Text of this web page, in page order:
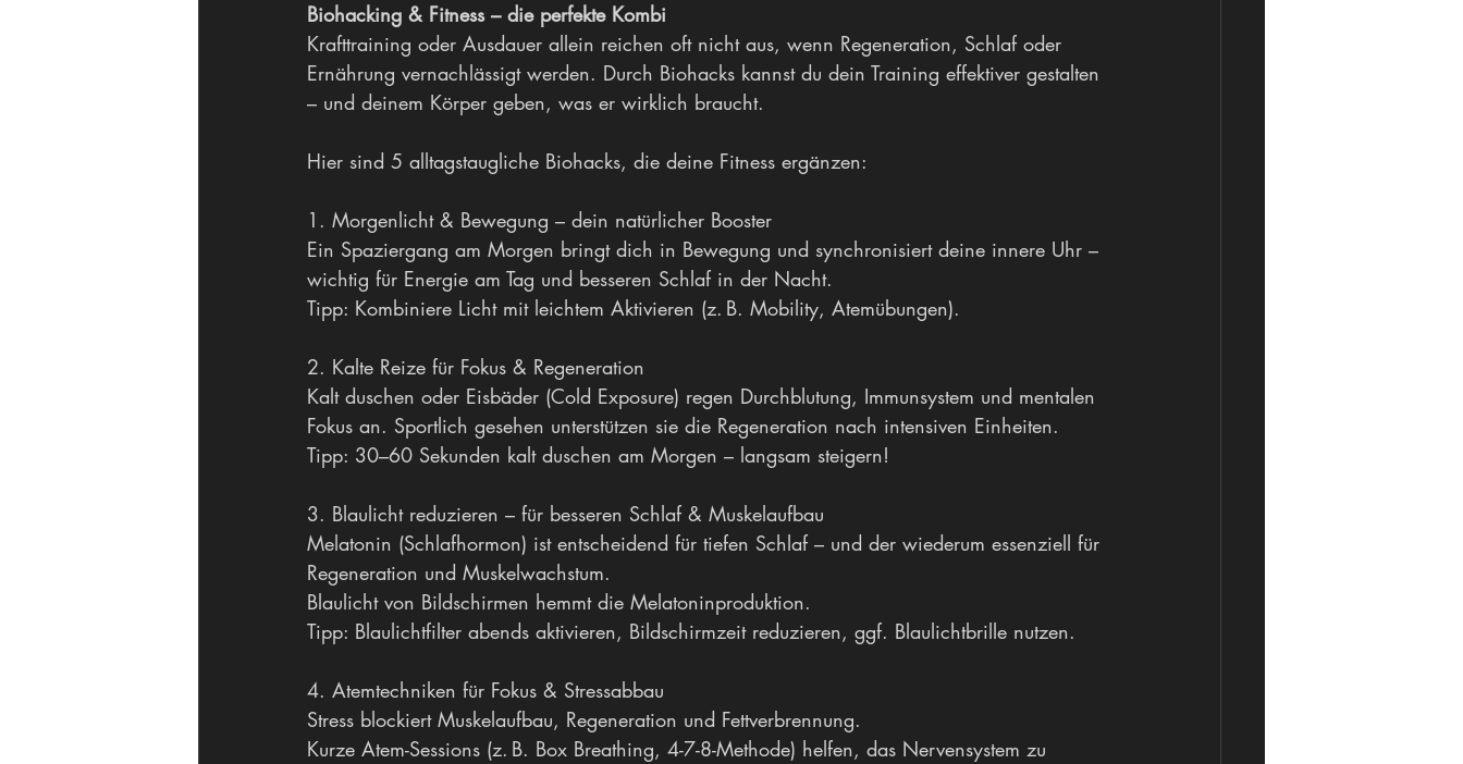
Biohacking & Fitness – die perfekte Kombi
Krafttraining oder Ausdauer allein reichen oft nicht aus, wenn Regeneration, Schlaf oder
Ernährung vernachlässigt werden. Durch Biohacks kannst du dein Training effektiver gestalten
– und deinem Körper geben, was er wirklich braucht.
Hier sind 5 alltagstaugliche Biohacks, die deine Fitness ergänzen:
1. Morgenlicht & Bewegung – dein natürlicher Booster
Ein Spaziergang am Morgen bringt dich in Bewegung und synchronisiert deine innere Uhr –
wichtig für Energie am Tag und besseren Schlaf in der Nacht.
Tipp: Kombiniere Licht mit leichtem Aktivieren (z. B. Mobility, Atemübungen).
2. Kalte Reize für Fokus & Regeneration
Kalt duschen oder Eisbäder (Cold Exposure) regen Durchblutung, Immunsystem und mentalen
Fokus an. Sportlich gesehen unterstützen sie die Regeneration nach intensiven Einheiten.
Tipp: 30–60 Sekunden kalt duschen am Morgen – langsam steigern!
3. Blaulicht reduzieren – für besseren Schlaf & Muskelaufbau
Melatonin (Schlafhormon) ist entscheidend für tiefen Schlaf – und der wiederum essenziell für
Regeneration und Muskelwachstum.
Blaulicht von Bildschirmen hemmt die Melatoninproduktion.
Tipp: Blaulichtfilter abends aktivieren, Bildschirmzeit reduzieren, ggf. Blaulichtbrille nutzen.
4. Atemtechniken für Fokus & Stressabbau
Stress blockiert Muskelaufbau, Regeneration und Fettverbrennung.
Kurze Atem-Sessions (z. B. Box Breathing, 4-7-8-Methode) helfen, das Nervensystem zu